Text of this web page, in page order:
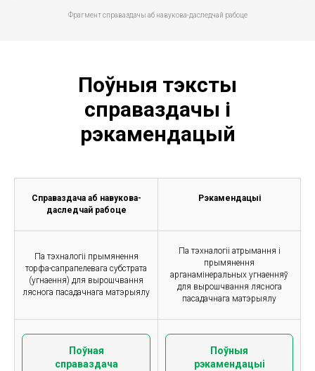
Фрагмент справаздачы аб навукова-даследчай рабоце
Поўныя тэксты
справаздачы і
рэкамендацый
Справаздача аб навукова-
даследчай рабоце
Рэкамендацыі
Па тэхналогіі прымянення
торфа-сапрапелевага субстрата
(угнаення) для вырошчвання
ляснога пасадачнага матэрыялу
Па тэхналогіі атрымання і
прымянення
арганамінеральных угнаенняў
для вырошчвання ляснога
пасадачнага матэрыялу
Поўная
справаздача
Поўныя
рэкамендацыі